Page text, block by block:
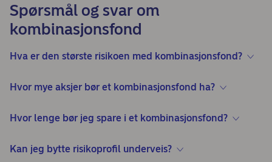
Spørsmål og svar om
kombinasjonsfond
Hva er den største risikoen med kombinasjonsfond?
Hvor mye aksjer bør et kombinasjonsfond ha?
Hvor lenge bør jeg spare i et kombinasjonsfond?
Kan jeg bytte risikoprofil underveis?